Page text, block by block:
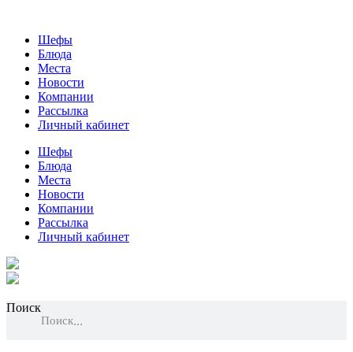
Шефы
Блюда
Места
Новости
Компании
Рассылка
Личный кабинет
Шефы
Блюда
Места
Новости
Компании
Рассылка
Личный кабинет
Поиск
Поиск